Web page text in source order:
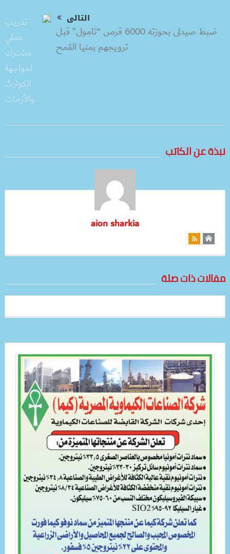
التالى
ضبط صيدلى بحوزته 6000 قرص “تامول” قبل
ترويجهم بمنيا القمح
نبذة عن الكاتب
aion sharkia
مقالات ذات صلة